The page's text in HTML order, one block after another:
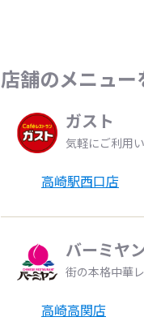
店舗のメニュー
ガスト
気軽にご利用
高崎駅西口店
バーミヤ
街の本格中華
高崎高関店